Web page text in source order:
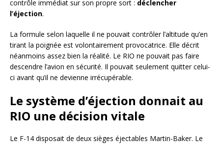
contrôle immédiat sur son propre sort : déclencher
l’éjection.
La formule selon laquelle il ne pouvait contrôler l’altitude qu’en
tirant la poignée est volontairement provocatrice. Elle décrit
néanmoins assez bien la réalité. Le RIO ne pouvait pas faire
descendre l’avion en sécurité. Il pouvait seulement quitter celui-
ci avant qu’il ne devienne irrécupérable.
Le système d’éjection donnait au
RIO une décision vitale
Le F-14 disposait de deux sièges éjectables Martin-Baker. Le